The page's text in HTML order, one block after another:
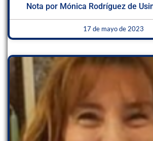
Nota por Mónica Rodríguez de
17 de mayo de 2023